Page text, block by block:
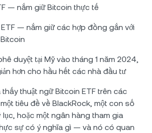
0,40%
sản
— nắm giữ Bitcoin thực tế
ETF — nắm giữ các hợp đồng gắn với
duyệt tại Mỹ vào tháng 1 năm 2024,
hơn cho hầu hết các nhà đầu tư
thấy thuật ngữ Bitcoin ETF trên các
tiêu đề về BlackRock, một con số
hoặc một ngân hàng tham gia
sự có ý nghĩa gì — và nó có quan